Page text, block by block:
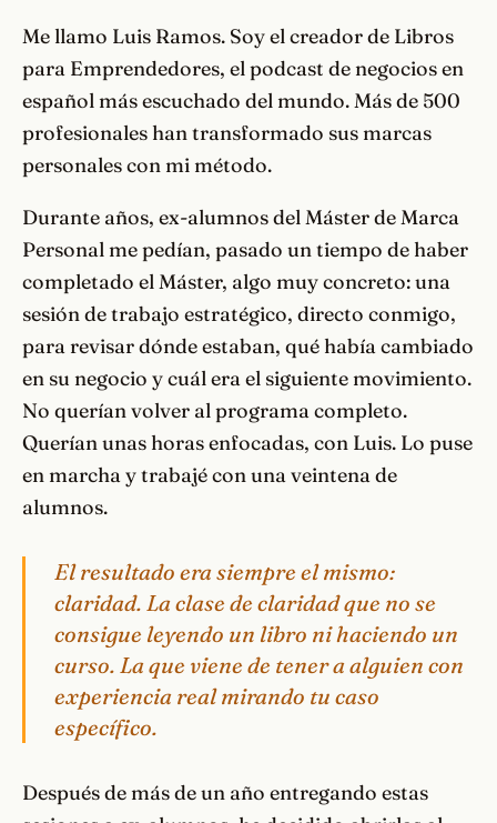
Me llamo Luis Ramos. Soy el creador de Libros
para Emprendedores, el podcast de negocios en
español más escuchado del mundo. Más de 500
profesionales han transformado sus marcas
personales con mi método.
Durante años, ex-alumnos del Máster de Marca
Personal me pedían, pasado un tiempo de haber
completado el Máster, algo muy concreto: una
sesión de trabajo estratégico, directo conmigo,
para revisar dónde estaban, qué había cambiado
en su negocio y cuál era el siguiente movimiento.
No querían volver al programa completo.
Querían unas horas enfocadas, con Luis. Lo puse
en marcha y trabajé con una veintena de
alumnos.
El resultado era siempre el mismo:
claridad. La clase de claridad que no se
consigue leyendo un libro ni haciendo un
curso. La que viene de tener a alguien con
experiencia real mirando tu caso
específico.
Después de más de un año entregando estas